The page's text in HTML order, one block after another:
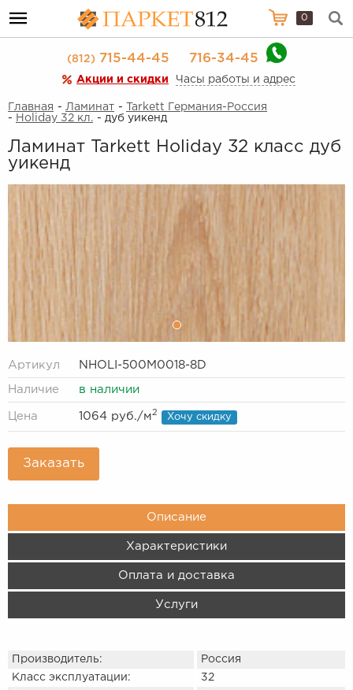
0
(812)715-44-45 716-34-45
Акции и скидки Часы работы и адрес
Главная - Ламинат -
Tarkett Германия-Россия
- Holiday 32 кл. - дуб уикенд
Ламинат Tarkett Holiday 32 класс дуб
уикенд
Артикул NHOLI-500M0018-8D
Наличие в наличии
Цена 1064 руб./м2 Хочу скидку
Заказать
Описание
Характеристики
Оплата и доставка
Услуги
Производитель:
Россия
Класс эксплуатации:
32